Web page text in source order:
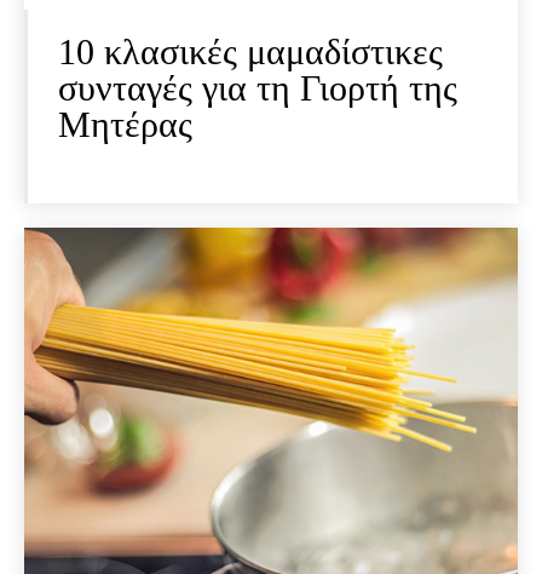
10 κλασικές μαμαδίστικες
συνταγές για τη Γιορτή της
Μητέρας